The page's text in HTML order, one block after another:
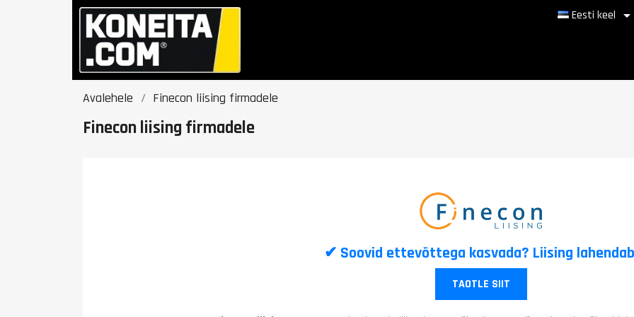
Eesti keel 
Avalehele Finecon liising firmadele
Finecon liising firmadele
✔ Soovid ettevõttega kasvada? Liising
TAOTLE SIIT